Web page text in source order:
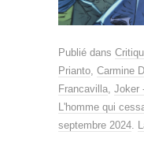
Publié dans
Prianto, Carmine
Francavilla, Joker
L'homme qui
septembre 2024.